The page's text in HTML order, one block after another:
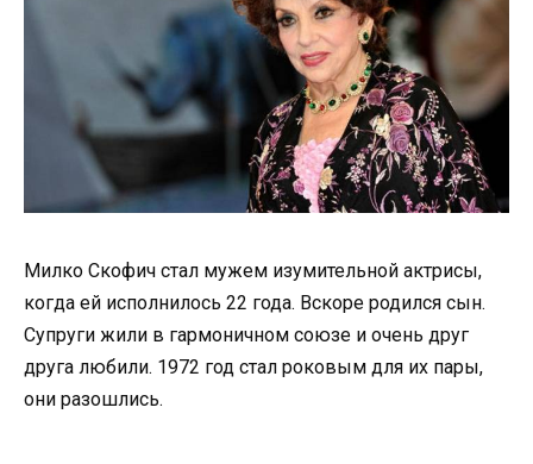
Милко Скофич стал мужем изумительной актрисы,
когда ей исполнилось 22 года. Вскоре родился сын.
Супруги жили в гармоничном союзе и очень друг
друга любили. 1972 год стал роковым для их пары,
они разошлись.